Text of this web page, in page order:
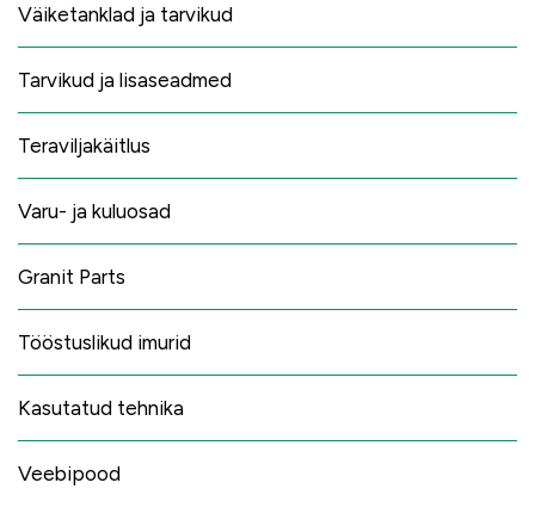
Väiketanklad ja tarvikud
Tarvikud ja lisaseadmed
Teraviljakäitlus
Varu- ja kuluosad
Granit Parts
Tööstuslikud imurid
Kasutatud tehnika
Veebipood